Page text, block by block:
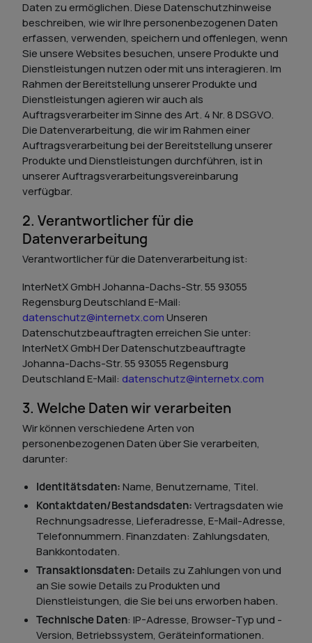
Daten zu ermöglichen. Diese Datenschutzhinweise
beschreiben, wie wir Ihre personenbezogenen Daten
erfassen, verwenden, speichern und offenlegen, wenn
Sie unsere Websites besuchen, unsere Produkte und
Dienstleistungen nutzen oder mit uns interagieren. Im
Rahmen der Bereitstellung unserer Produkte und
Dienstleistungen agieren wir auch als
Auftragsverarbeiter im Sinne des Art. 4 Nr. 8 DSGVO.
Die Datenverarbeitung, die wir im Rahmen einer
Auftragsverarbeitung bei der Bereitstellung unserer
Produkte und Dienstleistungen durchführen, ist in
unserer Auftragsverarbeitungsvereinbarung
verfügbar.
2. Verantwortlicher für die
Datenverarbeitung
Verantwortlicher für die Datenverarbeitung ist:
InterNetX GmbHJohanna-Dachs-Str. 55 93055
Regensburg DeutschlandE-Mail:
datenschutz@internetx.comUnseren
Datenschutzbeauftragten erreichen Sie unter:
InterNetX GmbHDer Datenschutzbeauftragte
Johanna-Dachs-Str. 55 93055 Regensburg
DeutschlandE-Mail: datenschutz@internetx.com
3. Welche Daten wir verarbeiten
Wir können verschiedene Arten von
personenbezogenen Daten über Sie verarbeiten,
darunter:
Identitätsdaten:Name, Benutzername, Titel.
Kontaktdaten/Bestandsdaten:Vertragsdaten wie
Rechnungsadresse, Lieferadresse, E-Mail-Adresse,
Telefonnummern. Finanzdaten: Zahlungsdaten,
Bankkontodaten.
Transaktionsdaten:Details zu Zahlungen von und
an Sie sowie Details zu Produkten und
Dienstleistungen, die Sie bei uns erworben haben.
Technische Daten: IP-Adresse, Browser-Typ und -
Version, Betriebssystem, Geräteinformationen.